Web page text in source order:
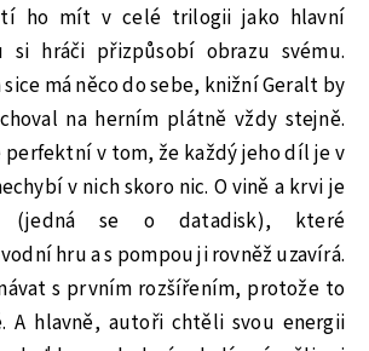
ho mít v celé trilogii jako hlavní
si hráči přizpůsobí obrazu svému.
má něco do sebe, knižní Geralt by
na herním plátně vždy stejně.
v tom, že každý jeho díl je v
v nich skoro nic. O vině a krvi je
(jedná se o datadisk), které
hru a s pompou ji rovněž uzavírá.
s prvním rozšířením, protože to
A hlavně, autoři chtěli svou energii